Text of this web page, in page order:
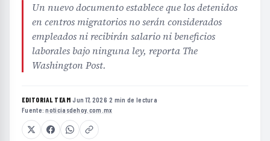
Un nuevo documento establece que los detenidos
en centros migratorios no serán considerados
empleados ni recibirán salario ni beneficios
laborales bajo ninguna ley, reporta The
Washington Post.
EDITORIAL TEAM·Jun 17, 2026·2 min de lectura·
Fuente:noticiasdehoy.com.mx